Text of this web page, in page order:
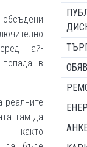
най-
попада в
реалните
там да
– както